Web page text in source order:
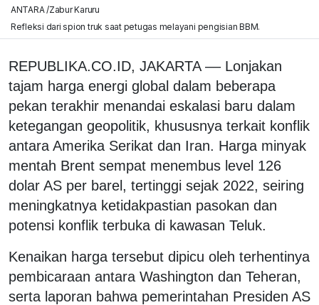
ANTARA /Zabur Karuru
Refleksi dari spion truk saat petugas melayani pengisian BBM.
REPUBLIKA.CO.ID, JAKARTA –– Lonjakan
tajam harga energi global dalam beberapa
pekan terakhir menandai eskalasi baru dalam
ketegangan geopolitik, khususnya terkait konflik
antara Amerika Serikat dan Iran. Harga minyak
mentah Brent sempat menembus level 126
dolar AS per barel, tertinggi sejak 2022, seiring
meningkatnya ketidakpastian pasokan dan
potensi konflik terbuka di kawasan Teluk.
Kenaikan harga tersebut dipicu oleh terhentinya
pembicaraan antara Washington dan Teheran,
serta laporan bahwa pemerintahan Presiden AS